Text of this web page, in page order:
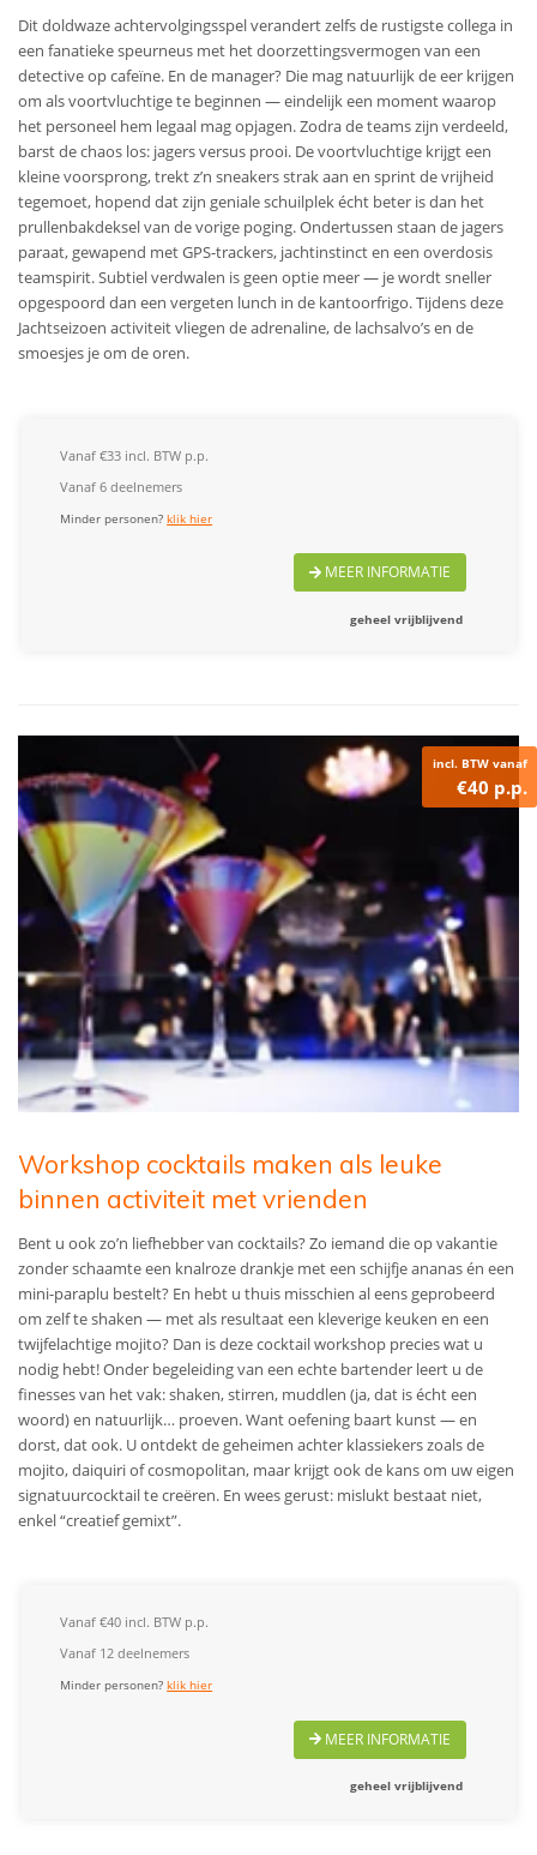
Dit doldwaze achtervolgingsspel verandert zelfs de rustigste collega in
een fanatieke speurneus met het doorzettingsvermogen van een
detective op cafeïne. En de manager? Die mag natuurlijk de eer krijgen
om als voortvluchtige te beginnen — eindelijk een moment waarop
het personeel hem legaal mag opjagen. Zodra de teams zijn verdeeld,
barst de chaos los: jagers versus prooi. De voortvluchtige krijgt een
kleine voorsprong, trekt z’n sneakers strak aan en sprint de vrijheid
tegemoet, hopend dat zijn geniale schuilplek écht beter is dan het
prullenbakdeksel van de vorige poging. Ondertussen staan de jagers
paraat, gewapend met GPS-trackers, jachtinstinct en een overdosis
teamspirit. Subtiel verdwalen is geen optie meer — je wordt sneller
opgespoord dan een vergeten lunch in de kantoorfrigo. Tijdens deze
Jachtseizoen activiteit vliegen de adrenaline, de lachsalvo’s en de
smoesjes je om de oren.
Vanaf €33 incl. BTW p.p.
Vanaf 6 deelnemers
Minder personen?klik hier
MEER INFORMATIE
geheel vrijblijvend
incl. BTW vanaf
€40 p.p.
Workshop cocktails maken als leuke
binnen activiteit met vrienden
Bent u ook zo’n liefhebber van cocktails? Zo iemand die op vakantie
zonder schaamte een knalroze drankje met een schijfje ananas én een
mini-paraplu bestelt? En hebt u thuis misschien al eens geprobeerd
om zelf te shaken — met als resultaat een kleverige keuken en een
twijfelachtige mojito? Dan is deze cocktail workshop precies wat u
nodig hebt! Onder begeleiding van een echte bartender leert u de
finesses van het vak: shaken, stirren, muddlen (ja, dat is écht een
woord) en natuurlijk… proeven. Want oefening baart kunst — en
dorst, dat ook. U ontdekt de geheimen achter klassiekers zoals de
mojito, daiquiri of cosmopolitan, maar krijgt ook de kans om uw eigen
signatuurcocktail te creëren. En wees gerust: mislukt bestaat niet,
enkel “creatief gemixt”.
Vanaf €40 incl. BTW p.p.
Vanaf 12 deelnemers
Minder personen?klik hier
MEER INFORMATIE
geheel vrijblijvend